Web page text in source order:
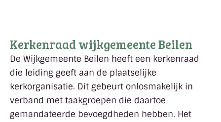
Kerkenraad wijkgemeente Beilen
De Wijkgemeente Beilen heeft een kerkenraad
die leiding geeft aan de plaatselijke
kerkorganisatie. Dit gebeurt onlosmakelijk in
verband met taakgroepen die daartoe
gemandateerde bevoegdheden hebben. Het